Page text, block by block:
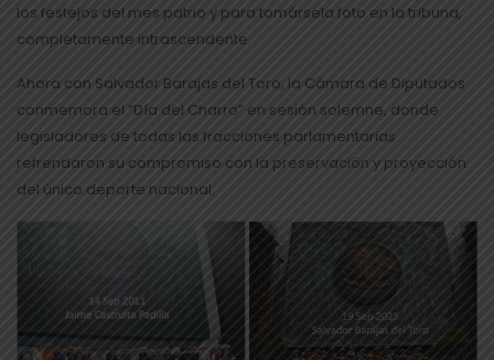
los festejos del mes patrio y para tomársela foto en la tribuna,
completamente intrascendente.
Ahora con Salvador Barajas del Toro, la Cámara de Diputados
conmemora el “Día del Charro” en sesión solemne, donde
legisladores de todas las fracciones parlamentarias
refrendaron su compromiso con la preservación y proyección
del único deporte nacional.